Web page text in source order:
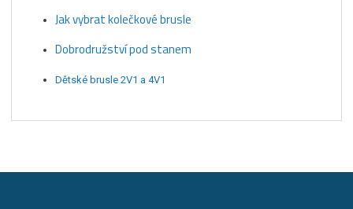
Jak vybrat kolečkové brusle
Dobrodružství pod stanem
Dětské brusle 2V1 a 4V1